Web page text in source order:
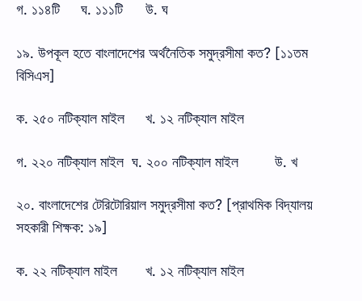
গ. ১১৪টি ঘ. ১১১টি উ. ঘ
১৯. উপকূল হতে বাংলাদেশের অর্থনৈতিক সমুদ্রসীমা কত? [১১তম
বিসিএস]
ক. ২৫০ নটিক্যাল মাইল খ. ১২ নটিক্যাল মাইল
গ. ২২০ নটিক্যাল মাইল ঘ. ২০০ নটিক্যাল মাইল উ. খ
২০. বাংলাদেশের টেরিটোরিয়াল সমুদ্রসীমা কত? [প্রাথমিক বিদ্যালয়
সহকারী শিক্ষক: ১৯]
ক. ২২ নটিক্যাল মাইল খ. ১২ নটিক্যাল মাইল